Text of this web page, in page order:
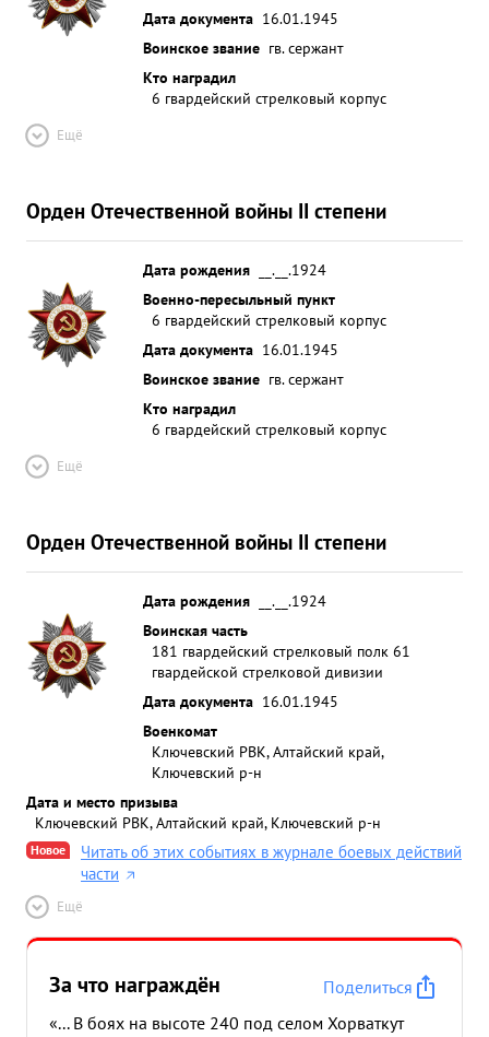
Дата документа 16.01.1945
Воинское звание гв. сержант
Кто наградил
6 гвардейский стрелковый корпус
Ещё
Орден Отечественной войны II степени
Дата рождения
__.__.1924
Военно-пересыльный пункт
6 гвардейский стрелковый корпус
Дата документа 16.01.1945
Воинское звание гв. сержант
Кто наградил
6 гвардейский стрелковый корпус
Ещё
Орден Отечественной войны II степени
Дата рождения
__.__.1924
Воинская часть
181 гвардейский стрелковый полк 61
гвардейской стрелковой дивизии
Дата документа 16.01.1945
Военкомат
Ключевский РВК, Алтайский край,
Ключевский р-н
Дата и место призыва
Ключевский РВК, Алтайский край, Ключевский р-н
Новое
Читать об этих событиях в журнале боевых действий
части
Ещё
За что награждён
Поделиться
«... В боях на высоте 240 под селом Хорваткут